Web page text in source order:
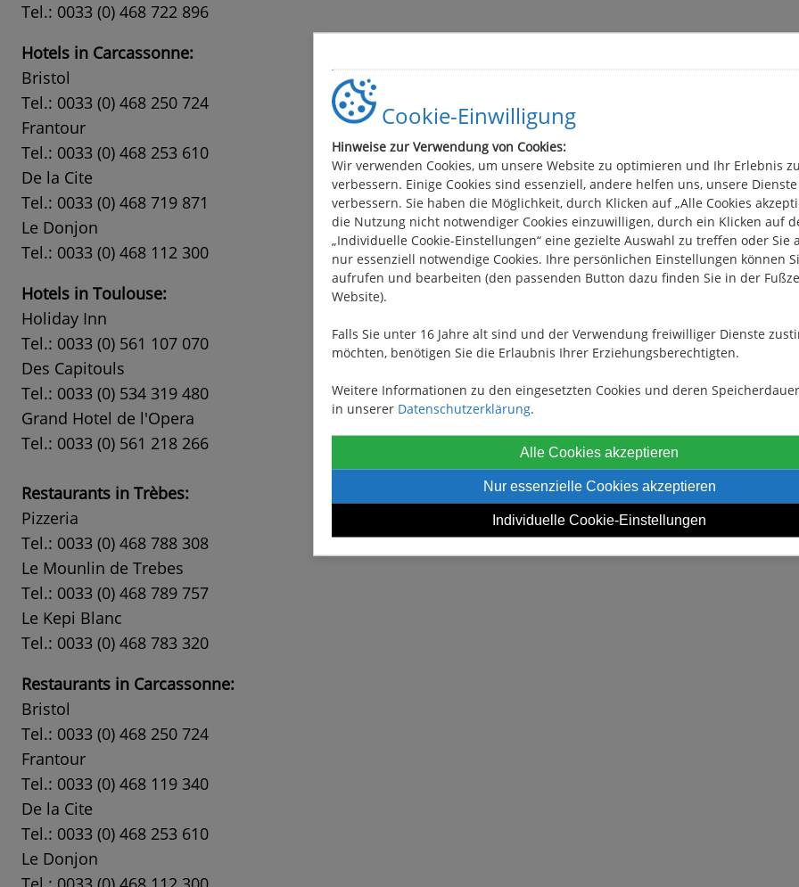
Cookie-Einwilligung
Hinweise zur Verwendung von Cookies:
Wir verwenden Cookies, um unsere Website zu optimieren und Ihr Erlebnis zu
verbessern. Einige Cookies sind essenziell, andere helfen uns, unsere
verbessern. Sie haben die Möglichkeit, durch Klicken auf „Alle Cookies
die Nutzung nicht notwendiger Cookies einzuwilligen, durch ein Klicken auf
„Individuelle Cookie-Einstellungen“ eine gezielte Auswahl zu treffen oder Sie
nur essenziell notwendige Cookies. Ihre persönlichen Einstellungen können
aufrufen und bearbeiten (den passenden Button dazu finden Sie in der
Website).
Falls Sie unter 16 Jahre alt sind und der Verwendung freiwilliger Dienste
möchten, benötigen Sie die Erlaubnis Ihrer Erziehungsberechtigten.
Weitere Informationen zu den eingesetzten Cookies und deren
in unserer Datenschutzerklärung.
Alle Cookies akzeptieren
Nur essenzielle Cookies akzeptieren
Individuelle Cookie-Einstellungen
Tel.: 0033 (0) 468 722 896
Hotels in Carcassonne:
Bristol
Tel.: 0033 (0) 468 250 724
Frantour
Tel.: 0033 (0) 468 253 610
De la Cite
Tel.: 0033 (0) 468 719 871
Le Donjon
Tel.: 0033 (0) 468 112 300
Hotels in Toulouse:
Holiday Inn
Tel.: 0033 (0) 561 107 070
Des Capitouls
Tel.: 0033 (0) 534 319 480
Grand Hotel de l'Opera
Tel.: 0033 (0) 561 218 266
Restaurants in Trèbes:
Pizzeria
Tel.: 0033 (0) 468 788 308
Le Mounlin de Trebes
Tel.: 0033 (0) 468 789 757
Le Kepi Blanc
Tel.: 0033 (0) 468 783 320
Restaurants in Carcassonne:
Bristol
Tel.: 0033 (0) 468 250 724
Frantour
Tel.: 0033 (0) 468 119 340
De la Cite
Tel.: 0033 (0) 468 253 610
Le Donjon